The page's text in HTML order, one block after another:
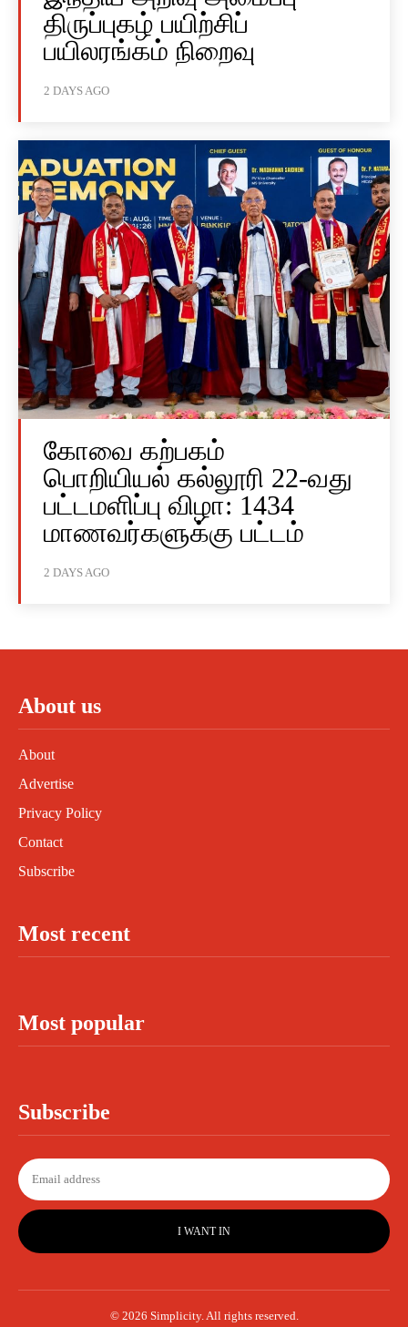
திருப்புகழ் பயிற்சிப்
பயிலரங்கம் நிறைவு
2 DAYS AGO
கோவை கற்பகம்
பொறியியல் கல்லூரி 22-வது
பட்டமளிப்பு விழா: 1434
மாணவர்களுக்கு பட்டம்
2 DAYS AGO
About us
About
Advertise
Privacy Policy
Contact
Subscribe
Most recent
Most popular
Subscribe
I WANT IN
© 2026 Simplicity. All rights reserved.